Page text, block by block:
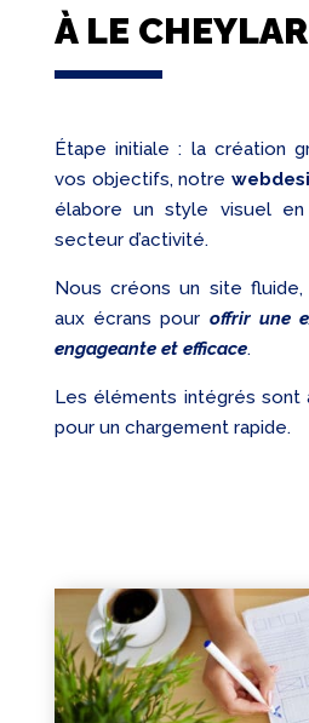
À LE
Étape initiale : la création
vos objectifs, notre
élabore un style visuel
secteur d’activité.
Nous créons un site
aux écrans pour offrir une
engageante et efficace.
Les éléments intégrés sont
pour un chargement rapide.